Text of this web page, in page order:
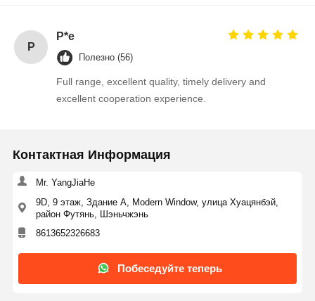
резистор смещения транзистор
Диод защиты от ЭСД
Транзистор MOSFET
транзистор двухполярного соединения
P
P*e
Полезно (56)
Full range, excellent quality, timely delivery and
excellent cooperation experience.
Контактная Информация
Mr. YangJiaHe
9D, 9 этаж, Здание A, Modern Window, улица Хуацянбэй,
район Футянь, Шэньчжэнь
8613652326683
Побеседуйте теперь